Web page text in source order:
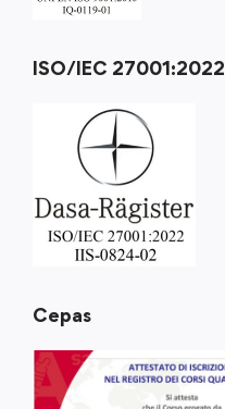
ISO/IEC 27001:2022
Cepas